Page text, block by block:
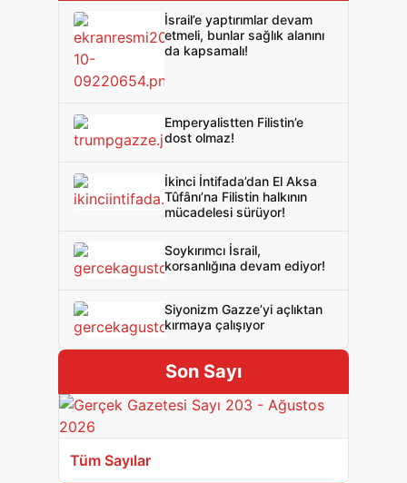
İsrail’e yaptırımlar devam
etmeli, bunlar sağlık alanını
da kapsamalı!
Emperyalistten Filistin’e
dost olmaz!
İkinci İntifada’dan El Aksa
Tûfânı’na Filistin halkının
mücadelesi sürüyor!
Soykırımcı İsrail,
korsanlığına devam ediyor!
Siyonizm Gazze’yi açlıktan
kırmaya çalışıyor
Son Sayı
Tüm Sayılar